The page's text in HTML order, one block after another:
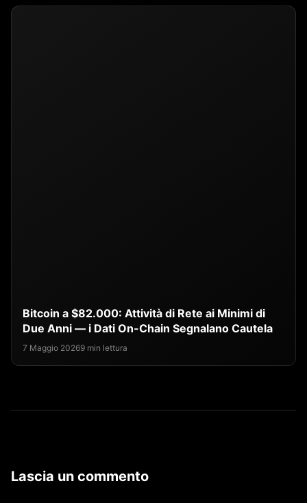
Bitcoin a $82.000: Attività di Rete ai Minimi di
Due Anni — i Dati On-Chain Segnalano Cautela
7 Maggio 20269 min lettura
Lascia un commento